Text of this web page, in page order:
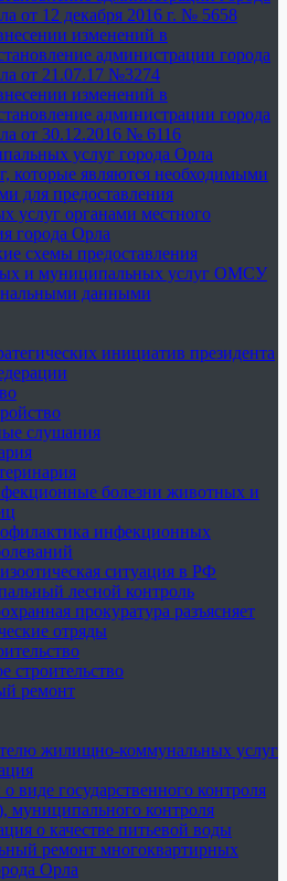
от 12 декабря 2016 г. № 5658
изменений в
администрации города
от 21.07.17 №3274
изменений в
администрации города
от 30.12.2016 № 6116
услуг города Орла
которые являются необходимыми
для предоставления
услуг органами местного
города Орла
схемы предоставления
и муниципальных услуг ОМСУ
данными
инициатив президента
слушания
болезни животных и
инфекционных
ситуация в РФ
лесной контроль
прокуратура разъясняет
отряды
строительство
ремонт
жилищно-коммунальных услуг
виде государственного контроля
муниципального контроля
о качестве питьевой воды
ремонт многоквартирных
Орла